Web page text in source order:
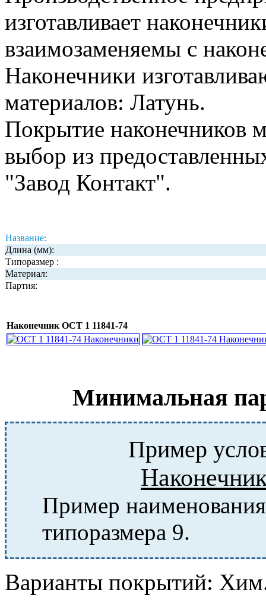
изготавливает
взаимозаменяемы с
Наконечники
материалов: Латунь.
Покрытие наконечников
выбор из
"Завод Контакт".
Название:
Длина (мм):
Типоразмер :
Материал:
Партия:
Наконечник ОСТ 1 11841-74
Минимальная
Пример
Пример
типоразмера 9.
Варианты покрытий: